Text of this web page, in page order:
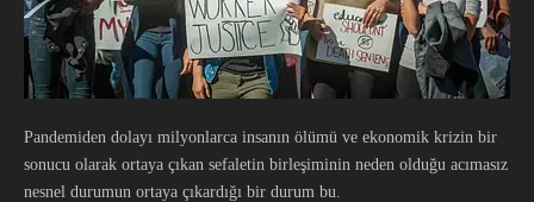
Pandemiden dolayı milyonlarca insanın ölümü ve ekonomik krizin bir
sonucu olarak ortaya çıkan sefaletin birleşiminin neden olduğu acımasız
nesnel durumun ortaya çıkardığı bir durum bu.